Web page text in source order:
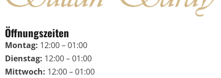
Öffnungszeiten
Montag: 12:00 – 01:00
Dienstag: 12:00 – 01:00
Mittwoch: 12:00 – 01:00